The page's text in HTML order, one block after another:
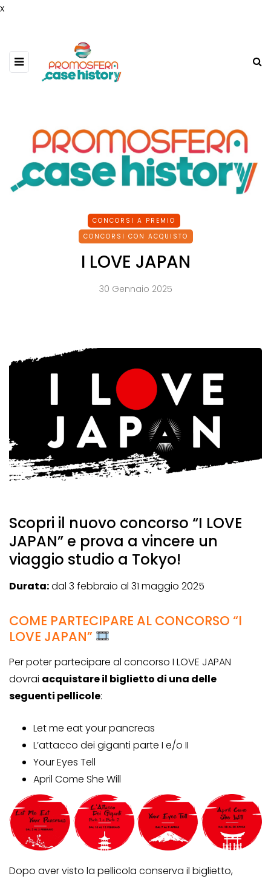
x
CONCORSI A PREMIO
CONCORSI CON ACQUISTO
I LOVE JAPAN
30 Gennaio 2025
Scopri il nuovo concorso “I LOVE
JAPAN” e prova a vincere un
viaggio studio a Tokyo!
Durata:dal 3 febbraio al 31 maggio 2025
COME PARTECIPARE AL CONCORSO “I
LOVE JAPAN”
Per poter partecipare al concorso I LOVE JAPAN
dovrai acquistare il biglietto di una delle
seguenti pellicole:
Let me eat your pancreas
L’attacco dei giganti parte I e/o II
Your Eyes Tell
April Come She Will
Dopo aver visto la pellicola conserva il biglietto,